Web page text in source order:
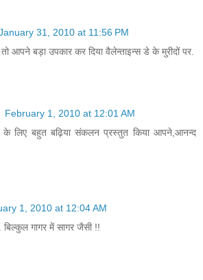
31, 2010 at 11:56 PM
तो आपने बड़ा उपकार कर दिया वैलेन्ताइन्स डे के मुरीदों पर.
February 1, 2010 at 12:01 AM
के लिए बहुत बढ़िया संकलन प्रस्तुत किया आपने,आनन्द
1, 2010 at 12:04 AM
बिल्‍कुल गागर में सागर जैसी !!